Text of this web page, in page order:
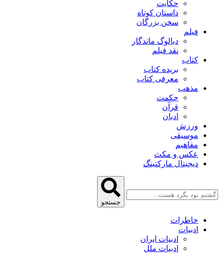
حکایت
داستان کوتاه
سخن بزرگان
فیلم
دیالوگ ماندگار
نقد فیلم
کتاب
بریده کتاب
معرفی کتاب
مذهب
حکمت
قرآن
ادیان
ورزش
موسیقی
مفاهیم
عکس و مکث
دیجیتال مارکتینگ
جستجو
خاطرات
ادبیات
ادبیات ایران
ادبیات ملل